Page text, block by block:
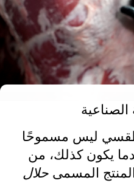
ليس مسموحًا
يكون كذلك، من
المسمى حلال